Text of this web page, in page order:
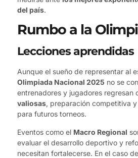
del país.
Rumbo a la
Lecciones aprendidas
Aunque el sueño de representar al
Olimpiada Nacional 2025 no se
entrenadores y jugadores regresan
valiosas, preparación competitiva
para futuros torneos.
Eventos como el Macro Regional
evaluar el desarrollo deportivo y
necesitan fortalecerse. En el caso